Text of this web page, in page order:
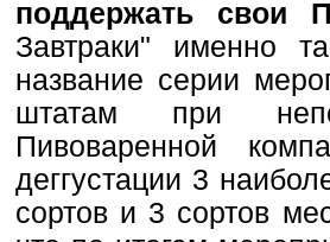
поддержать свои
Завтраки" именно
название серии
штатам при
Пивоваренной
деггустации 3
сортов и 3 сортов